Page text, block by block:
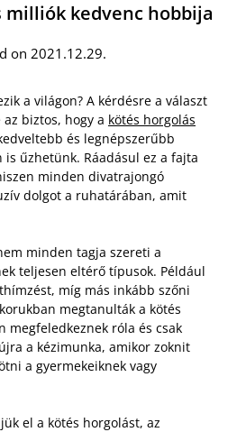
milliók kedvenc hobbija
on 2021.12.29.
a világon? A kérdésre a választ
biztos, hogy a kötés horgolás
és legnépszerűbb
űzhetünk. Ráadásul ez a fajta
minden divatrajongó
dolgot a ruhatárában, amit
minden tagja szereti a
teljesen eltérő típusok. Például
míg más inkább szőni
megtanulták a kötés
megfeledkeznek róla és csak
a kézimunka, amikor zoknit
a gyermekeiknek vagy
el a kötés horgolást, az